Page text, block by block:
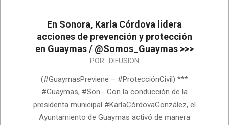
En Sonora, Karla Córdova lidera
acciones de prevención y protección
en Guaymas / @Somos_Guaymas >>>
POR: DIFUSION
(#GuaymasPreviene – #ProtecciónCivil) ***
#Guaymas, #Son.- Con la conducción de la
presidenta municipal #KarlaCórdovaGonzález, el
Ayuntamiento de Guaymas activó de manera